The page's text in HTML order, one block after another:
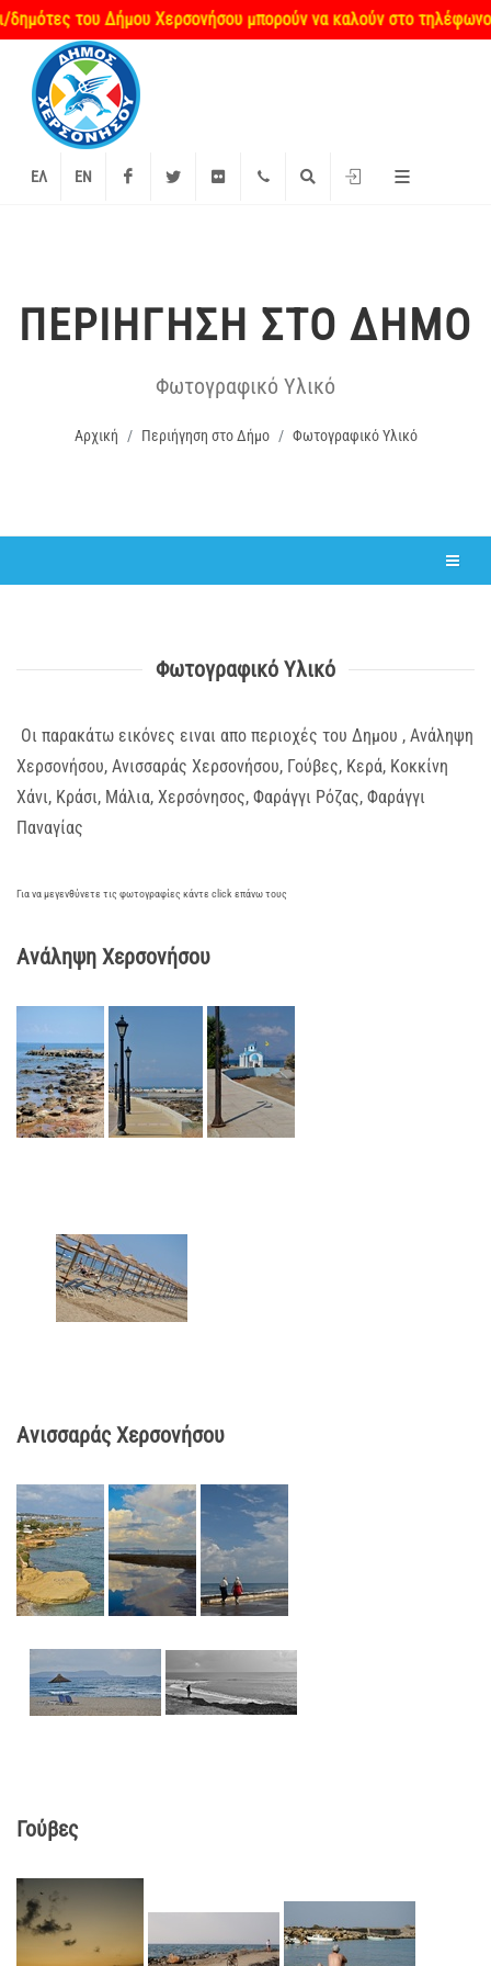
Δήμου Χερσονήσου μπορούν να καλούν στο τηλέφωνο
ΕΛ EN FacebookTwitter Flickr +2897 340000Αναζήτηση
Είσοδος
ΠΕΡΙΉΓΗΣΗ ΣΤΟ ΔΉΜΟ
Φωτογραφικό Υλικό
Αρχική Περιήγηση στο Δήμο Φωτογραφικό Υλικό
Φωτογραφικό Υλικό
Οι παρακάτω εικόνες ειναι απο περιοχές του Δημου , Ανάληψη
Χερσονήσου, Ανισσαράς Χερσονήσου, Γούβες, Κερά, Κοκκίνη
Χάνι, Κράσι, Μάλια, Χερσόνησος, Φαράγγι Ρόζας, Φαράγγι
Παναγίας
Για να μεγενθύνετε τις φωτογραφίες κάντε click επάνω τους
Ανάληψη Χερσονήσου
Ανισσαράς Χερσονήσου
Γούβες